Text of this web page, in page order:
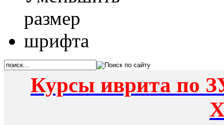
Курсы иврита по